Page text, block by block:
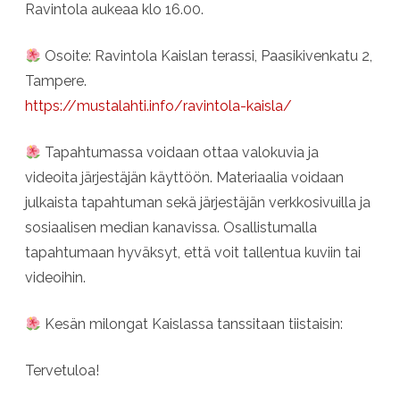
Ravintola aukeaa klo 16.00.
Osoite: Ravintola Kaislan terassi, Paasikivenkatu 2,
Tampere.
https://mustalahti.info/ravintola-kaisla/
Tapahtumassa voidaan ottaa valokuvia ja
videoita järjestäjän käyttöön. Materiaalia voidaan
julkaista tapahtuman sekä järjestäjän verkkosivuilla ja
sosiaalisen median kanavissa. Osallistumalla
tapahtumaan hyväksyt, että voit tallentua kuviin tai
videoihin.
Kesän milongat Kaislassa tanssitaan tiistaisin:
Tervetuloa!